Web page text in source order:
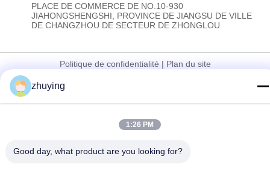
PLACE DE COMMERCE DE NO.10-930
JIAHONGSHENGSHI, PROVINCE DE JIANGSU DE VILLE
DE CHANGZHOU DE SECTEUR DE ZHONGLOU
Politique de confidentialité| Plan du site
La Chine est bonne. Qualité Grandes vessies de glace de
refroidisseur Fournisseur. Copyright © 2017-2026 Changzhou jisi
zhuying
1:26 PM
Good day, what product are you looking for?